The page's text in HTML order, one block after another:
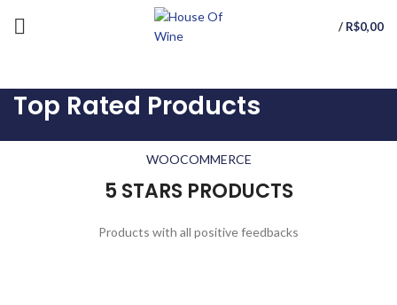
/ R$0,00
Top Rated Products
WOOCOMMERCE
5 STARS PRODUCTS
Products with all positive feedbacks